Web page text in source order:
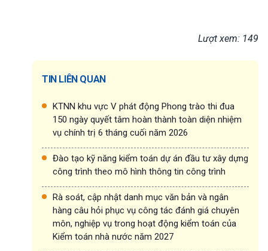
Lượt xem: 149
TIN LIÊN QUAN
KTNN khu vực V phát động Phong trào thi đua
150 ngày quyết tâm hoàn thành toàn diện nhiệm
vụ chính trị 6 tháng cuối năm 2026
Đào tạo kỹ năng kiểm toán dự án đầu tư xây dựng
công trình theo mô hình thông tin công trình
Rà soát, cập nhật danh mục văn bản và ngân
hàng câu hỏi phục vụ công tác đánh giá chuyên
môn, nghiệp vụ trong hoạt động kiểm toán của
Kiểm toán nhà nước năm 2027